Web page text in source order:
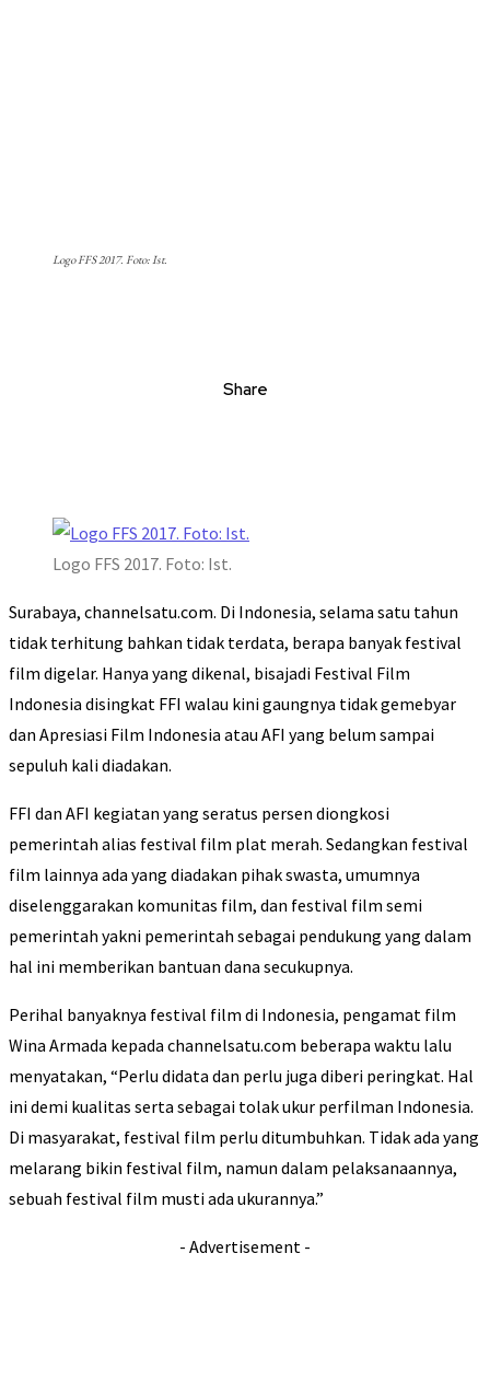
Logo FFS 2017. Foto: Ist.
Share
Logo FFS 2017. Foto: Ist.
Surabaya, channelsatu.com. Di Indonesia, selama satu tahun
tidak terhitung bahkan tidak terdata, berapa banyak festival
film digelar. Hanya yang dikenal, bisajadi Festival Film
Indonesia disingkat FFI walau kini gaungnya tidak gemebyar
dan Apresiasi Film Indonesia atau AFI yang belum sampai
sepuluh kali diadakan.
FFI dan AFI kegiatan yang seratus persen diongkosi
pemerintah alias festival film plat merah. Sedangkan festival
film lainnya ada yang diadakan pihak swasta, umumnya
diselenggarakan komunitas film, dan festival film semi
pemerintah yakni pemerintah sebagai pendukung yang dalam
hal ini memberikan bantuan dana secukupnya.
Perihal banyaknya festival film di Indonesia, pengamat film
Wina Armada kepada channelsatu.com beberapa waktu lalu
menyatakan, “Perlu didata dan perlu juga diberi peringkat. Hal
ini demi kualitas serta sebagai tolak ukur perfilman Indonesia.
Di masyarakat, festival film perlu ditumbuhkan. Tidak ada yang
melarang bikin festival film, namun dalam pelaksanaannya,
sebuah festival film musti ada ukurannya.”
- Advertisement -